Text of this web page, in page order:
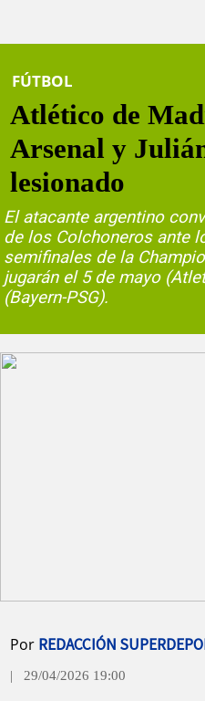
FÚTBOL
Atlético de
Arsenal y
lesionado
El atacante argentino
de los Colchoneros ante
semifinales de la
jugarán el 5 de mayo
(Bayern-PSG).
Por REDACCIÓN
| 29/04/2026 19:00